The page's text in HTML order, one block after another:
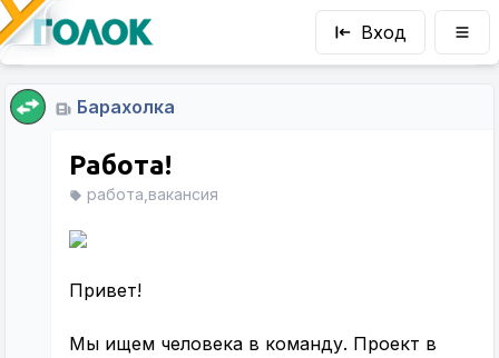
Вход
Барахолка
Работа!
работа,вакансия
Привет!
Мы ищем человека в команду. Проект в